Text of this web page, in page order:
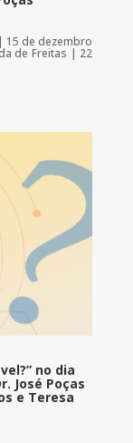
15 de dezembro
de Freitas | 22
no dia
José Poças
e Teresa